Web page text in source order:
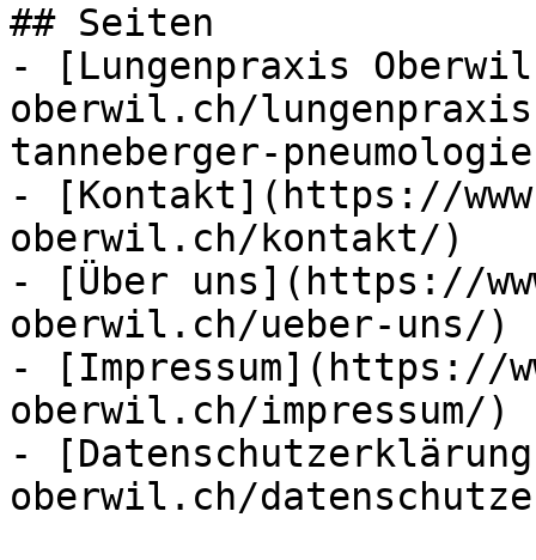
## Seiten
- [Lungenpraxis
oberwil.ch/
tanneberger-
- [Kontakt](https://
oberwil.ch/kontakt/)
- [Über uns](https://
oberwil.ch/ueber-uns/)
- [Impressum](https://
oberwil.ch/impressum/)
-
oberwil.ch/